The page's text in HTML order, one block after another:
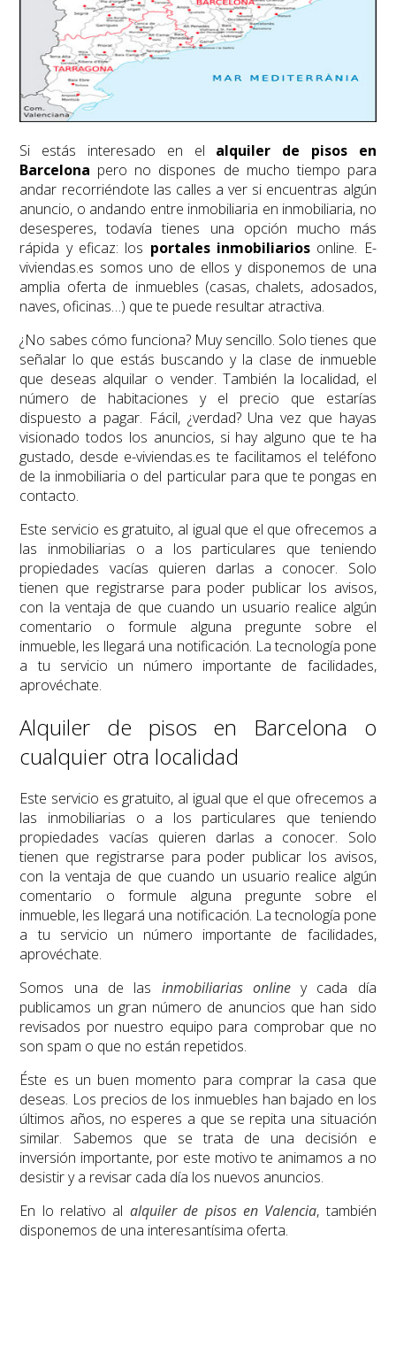
Si estás interesado en el alquiler de pisos en
Barcelona pero no dispones de mucho tiempo para
andar recorriéndote las calles a ver si encuentras algún
anuncio, o andando entre inmobiliaria en inmobiliaria, no
desesperes, todavía tienes una opción mucho más
rápida y eficaz: los portales inmobiliarios online. E-
viviendas.es somos uno de ellos y disponemos de una
amplia oferta de inmuebles (casas, chalets, adosados,
naves, oficinas…) que te puede resultar atractiva.
¿No sabes cómo funciona? Muy sencillo. Solo tienes que
señalar lo que estás buscando y la clase de inmueble
que deseas alquilar o vender. También la localidad, el
número de habitaciones y el precio que estarías
dispuesto a pagar. Fácil, ¿verdad? Una vez que hayas
visionado todos los anuncios, si hay alguno que te ha
gustado, desde e-viviendas.es te facilitamos el teléfono
de la inmobiliaria o del particular para que te pongas en
contacto.
Este servicio es gratuito, al igual que el que ofrecemos a
las inmobiliarias o a los particulares que teniendo
propiedades vacías quieren darlas a conocer. Solo
tienen que registrarse para poder publicar los avisos,
con la ventaja de que cuando un usuario realice algún
comentario o formule alguna pregunte sobre el
inmueble, les llegará una notificación. La tecnología pone
a tu servicio un número importante de facilidades,
aprovéchate.
Alquiler de pisos en Barcelona o
cualquier otra localidad
Este servicio es gratuito, al igual que el que ofrecemos a
las inmobiliarias o a los particulares que teniendo
propiedades vacías quieren darlas a conocer. Solo
tienen que registrarse para poder publicar los avisos,
con la ventaja de que cuando un usuario realice algún
comentario o formule alguna pregunte sobre el
inmueble, les llegará una notificación. La tecnología pone
a tu servicio un número importante de facilidades,
aprovéchate.
Somos una de las inmobiliarias onliney cada día
publicamos un gran número de anuncios que han sido
revisados por nuestro equipo para comprobar que no
son spam o que no están repetidos.
Éste es un buen momento para comprar la casa que
deseas. Los precios de los inmuebles han bajado en los
últimos años, no esperes a que se repita una situación
similar. Sabemos que se trata de una decisión e
inversión importante, por este motivo te animamos a no
desistir y a revisar cada día los nuevos anuncios.
En lo relativo al alquiler de pisos en Valencia, también
disponemos de una interesantísima oferta.